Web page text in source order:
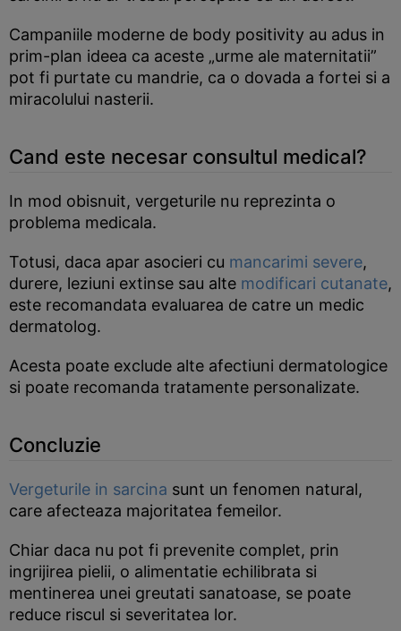
Campaniile moderne de body positivity au adus in
prim-plan ideea ca aceste „urme ale maternitatii”
pot fi purtate cu mandrie, ca o dovada a fortei si a
miracolului nasterii.
Cand este necesar consultul medical?
In mod obisnuit, vergeturile nu reprezinta o
problema medicala.
Totusi, daca apar asocieri cu mancarimi severe,
durere, leziuni extinse sau alte modificari cutanate,
este recomandata evaluarea de catre un medic
dermatolog.
Acesta poate exclude alte afectiuni dermatologice
si poate recomanda tratamente personalizate.
Concluzie
Vergeturile in sarcina sunt un fenomen natural,
care afecteaza majoritatea femeilor.
Chiar daca nu pot fi prevenite complet, prin
ingrijirea pielii, o alimentatie echilibrata si
mentinerea unei greutati sanatoase, se poate
reduce riscul si severitatea lor.